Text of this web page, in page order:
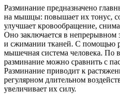
Разминание предназначено
на мышцы: повышает их тонус,
улучшает кровообращение,
Оно заключается в непрерывном
и сжимании тканей. С помощью
мышечная система человека.
разминание можно сравнить с
Разминание приводит к
регулярном длительном
увеличивает их силу.